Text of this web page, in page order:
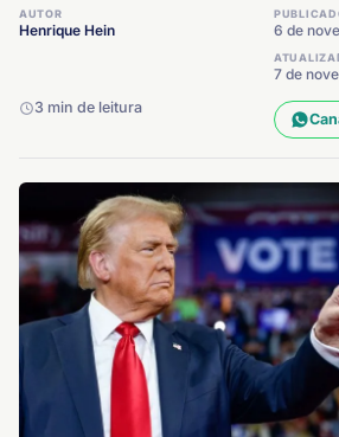
AUTOR
Henrique Hein 6 de
7 de
3 min de leitura